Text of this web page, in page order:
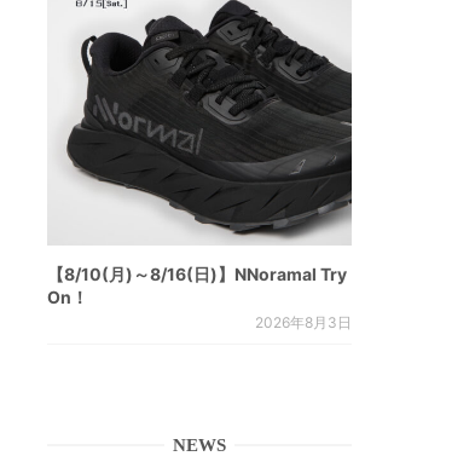
【8/10(月)～8/16(日)】NNoramal Try
On！
2026年8月3日
NEWS